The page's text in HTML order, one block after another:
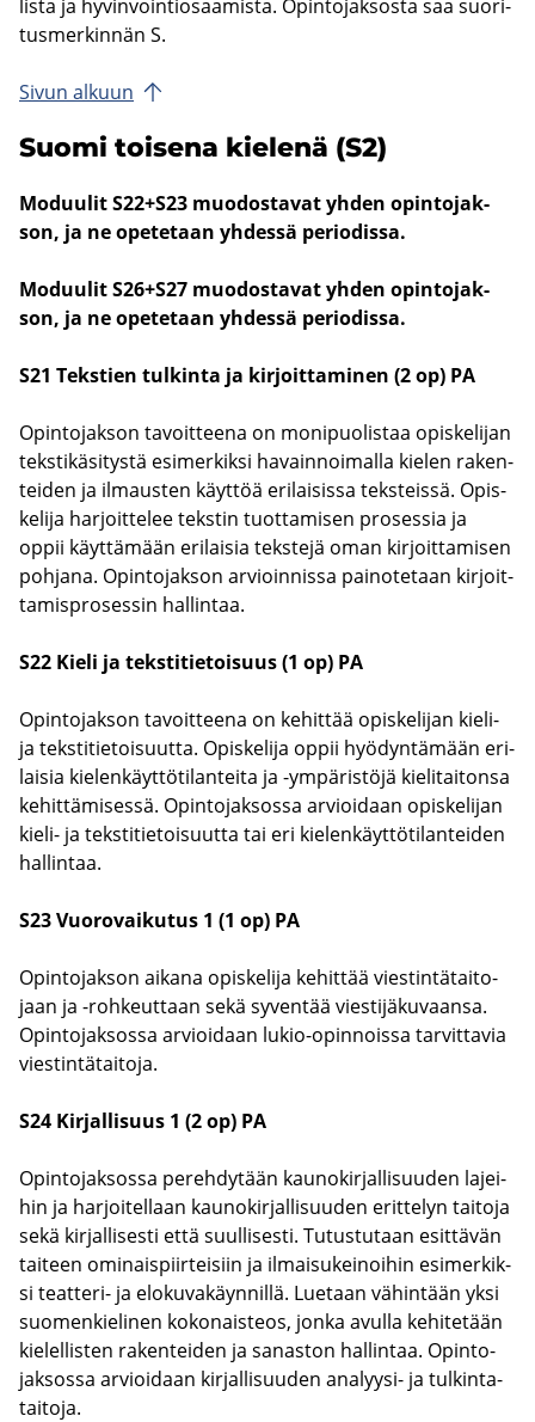
lis­ta ja hy­vin­voin­tio­saa­mis­ta. Opin­to­jak­sos­ta saa suo­ri­
tus­mer­kin­nän S.
Sivun al­kuun
Suomi toi­se­na kie­le­nä (S2)
Mo­duu­lit S22+S23 muo­dos­ta­vat yhden opin­to­jak­
son, ja ne ope­te­taan yh­des­sä pe­rio­dis­sa.
Mo­duu­lit S26+S27 muo­dos­ta­vat yhden opin­to­jak­
son, ja ne ope­te­taan yh­des­sä pe­rio­dis­sa.
S21 Teks­tien tul­kin­ta ja kir­joit­ta­mi­nen (2 op) PA
Opin­to­jak­son ta­voit­tee­na on mo­ni­puo­lis­taa opis­ke­li­jan
teks­ti­kä­si­tys­tä esi­mer­kik­si ha­vain­noi­mal­la kie­len ra­ken­
tei­den ja il­maus­ten käyt­töä eri­lai­sis­sa teks­teis­sä. Opis­
ke­li­ja har­joit­te­lee teks­tin tuot­ta­mi­sen pro­ses­sia ja
oppii käyt­tä­mään eri­lai­sia teks­te­jä oman kir­joit­ta­mi­sen
poh­ja­na. Opin­to­jak­son ar­vioin­nis­sa pai­no­te­taan kir­joit­
ta­mis­pro­ses­sin hal­lin­taa.
S22 Kieli ja teks­ti­tie­toi­suus (1 op) PA
Opin­to­jak­son ta­voit­tee­na on ke­hit­tää opis­ke­li­jan kieli-​
ja teks­ti­tie­toi­suut­ta. Opis­ke­li­ja oppii hyö­dyn­tä­mään eri­
lai­sia kie­len­käyt­tö­ti­lan­tei­ta ja -​ympäristöjä kie­li­tai­ton­sa
ke­hit­tä­mi­ses­sä. Opin­to­jak­sos­sa ar­vioi­daan opis­ke­li­jan
kieli-​ ja teks­ti­tie­toi­suut­ta tai eri kie­len­käyt­tö­ti­lan­tei­den
hal­lin­taa.
S23 Vuo­ro­vai­ku­tus 1 (1 op) PA
Opin­to­jak­son ai­ka­na opis­ke­li­ja ke­hit­tää vies­tin­tä­tai­to­
jaan ja -​rohkeuttaan sekä sy­ven­tää vies­ti­jä­ku­vaan­sa.
Opin­to­jak­sos­sa ar­vioi­daan lukio-​opinnoissa tar­vit­ta­via
vies­tin­tä­tai­to­ja.
S24 Kir­jal­li­suus 1 (2 op) PA
Opin­to­jak­sos­sa pe­reh­dy­tään kau­no­kir­jal­li­suu­den la­jei­
hin ja har­joi­tel­laan kau­no­kir­jal­li­suu­den erit­te­lyn tai­to­ja
sekä kir­jal­li­ses­ti että suul­li­ses­ti. Tu­tus­tu­taan esit­tä­vän
tai­teen omi­nais­piir­tei­siin ja il­mai­su­kei­noi­hin esi­mer­kik­
si teatteri-​ ja elo­ku­va­käyn­nil­lä. Lue­taan vä­hin­tään yksi
suo­men­kie­li­nen ko­ko­nais­teos, jonka avul­la ke­hi­te­tään
kie­lel­lis­ten ra­ken­tei­den ja sa­nas­ton hal­lin­taa. Opin­to­
jak­sos­sa ar­vioi­daan kir­jal­li­suu­den analyysi-​ ja tul­kin­ta­
tai­to­ja.